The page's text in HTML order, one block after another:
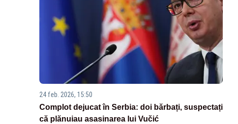
24 feb. 2026, 15:50
Complot dejucat în Serbia: doi bărbați, suspectați
că plănuiau asasinarea lui Vučić